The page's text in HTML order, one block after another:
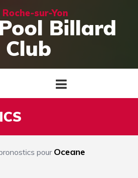
Roche-sur-Yon
Billard
Club
pourOceane